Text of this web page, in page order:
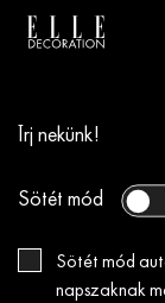
Írj nekünk!
Sötét mód
Sötét mód
napszaknak